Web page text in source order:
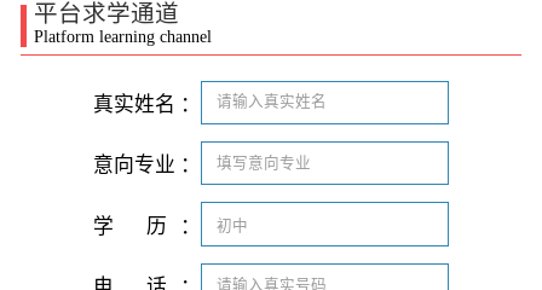
平台求学通道
Platform learning channel
真实姓名 ：
意向专业 ：
学 历 ：